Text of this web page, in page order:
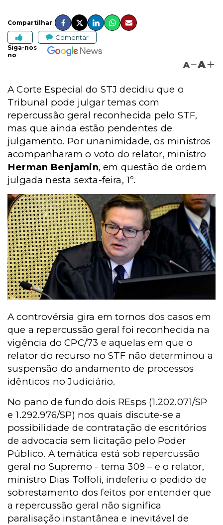
Compartilhar
Comentar
Siga-nos
no
A A
A Corte Especial do STJ decidiu que o
Tribunal pode julgar temas com
repercussão geral reconhecida pelo STF,
mas que ainda estão pendentes de
julgamento. Por unanimidade, os ministros
acompanharam o voto do relator, ministro
Herman Benjamin, em questão de ordem
julgada nesta sexta-feira, 1º.
A controvérsia gira em tornos dos casos em
que a repercussão geral foi reconhecida na
vigência do CPC/73 e aquelas em que o
relator do recurso no STF não determinou a
suspensão do andamento de processos
idênticos no Judiciário.
No pano de fundo dois REsps (1.202.071/SP
e 1.292.976/SP) nos quais discute-se a
possibilidade de contratação de escritórios
de advocacia sem licitação pelo Poder
Público. A temática está sob repercussão
geral no Supremo - tema 309 – e o relator,
ministro Dias Toffoli, indeferiu o pedido de
sobrestamento dos feitos por entender que
a repercussão geral não significa
paralisação instantânea e inevitável de